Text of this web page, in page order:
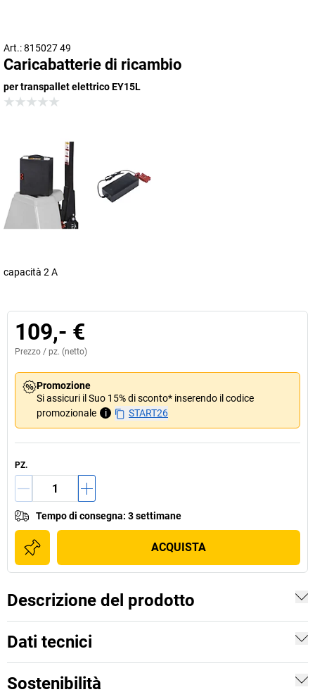
Art.: 815027 49
Caricabatterie di ricambio
per transpallet elettrico EY15L
capacità 2 A
109,- €
Prezzo / pz. (netto)
Promozione
Si assicuri il Suo 15% di sconto* inserendo il codice
promozionale
i START26
PZ.
Tempo di consegna: 3 settimane
ACQUISTA
Descrizione del prodotto
Dati tecnici
Sostenibilità